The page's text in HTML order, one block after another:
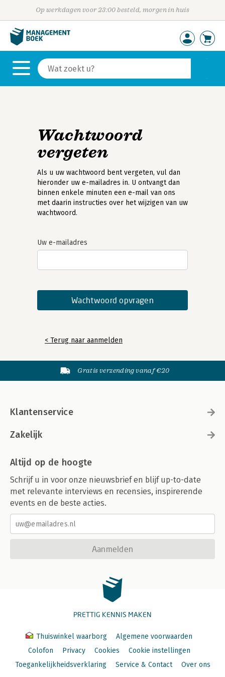
Op werkdagen voor 23:00 besteld, morgen in huis
Wachtwoord
vergeten
Als u uw wachtwoord bent vergeten, vul dan
hieronder uw e-mailadres in. U ontvangt dan
binnen enkele minuten een e-mail van ons
met daarin instructies over het wijzigen van uw
wachtwoord.
Uw e-mailadres
< Terug naar aanmelden
Gratis verzending vanaf €20
Klantenservice
Zakelijk
Altijd op de hoogte
Schrijf u in voor onze nieuwsbrief en blijf up-to-date
met relevante interviews en recensies, inspirerende
events en de beste acties.
Aanmelden
PRETTIG KENNIS MAKEN
Thuiswinkel waarborg
Algemene voorwaarden
Colofon
Privacy Cookies
Cookie instellingen
Toegankelijkheidsverklaring
Service & Contact Over ons